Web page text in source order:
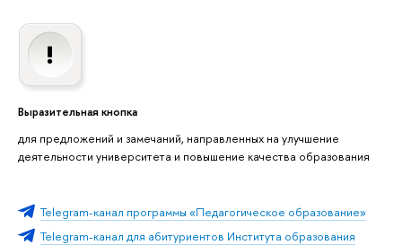
Выразительная кнопка
для предложений и замечаний, направленных на улучшение
деятельности университета и повышение качества образования
Telegram-канал программы «Педагогическое образование»
Telegram-канал для абитуриентов Института образования